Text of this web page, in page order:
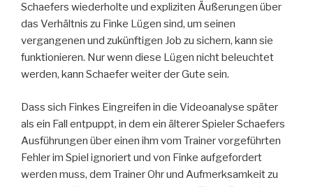
Schaefers wiederholte und expliziten Äußerungen über
das Verhältnis zu Finke Lügen sind, um seinen
vergangenen und zukünftigen Job zu sichern, kann sie
funktionieren. Nur wenn diese Lügen nicht beleuchtet
werden, kann Schaefer weiter der Gute sein.
Dass sich Finkes Eingreifen in die Videoanalyse später
als ein Fall entpuppt, in dem ein älterer Spieler Schaefers
Ausführungen über einen ihm vom Trainer vorgeführten
Fehler im Spiel ignoriert und von Finke aufgefordert
werden muss, dem Trainer Ohr und Aufmerksamkeit zu